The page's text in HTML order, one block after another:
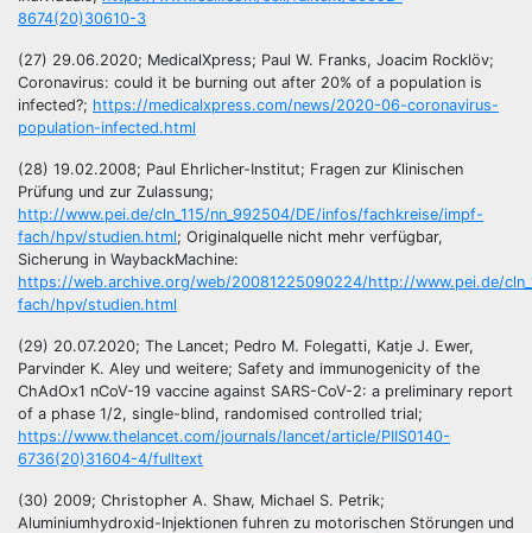
8674(20)30610-3
(27) 29.06.2020; MedicalXpress; Paul W. Franks, Joacim Rocklöv;
Coronavirus: could it be burning out after 20% of a population is
infected?; https://medicalxpress.com/news/2020-06-coronavirus-
population-infected.html
(28) 19.02.2008; Paul Ehrlicher-Institut; Fragen zur Klinischen
Prüfung und zur Zulassung;
http://www.pei.de/cln_115/nn_992504/DE/infos/fachkreise/impf-
fach/hpv/studien.html; Originalquelle nicht mehr verfügbar,
Sicherung in WaybackMachine:
https://web.archive.org/web/20081225090224/http://www.pei.de/
fach/hpv/studien.html
(29) 20.07.2020; The Lancet; Pedro M. Folegatti, Katje J. Ewer,
Parvinder K. Aley und weitere; Safety and immunogenicity of the
ChAdOx1 nCoV-19 vaccine against SARS-CoV-2: a preliminary report
of a phase 1/2, single-blind, randomised controlled trial;
https://www.thelancet.com/journals/lancet/article/PIIS0140-
6736(20)31604-4/fulltext
(30) 2009; Christopher A. Shaw, Michael S. Petrik;
Aluminiumhydroxid-Injektionen fuhren zu motorischen Störungen und